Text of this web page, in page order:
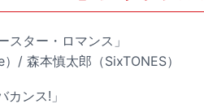
スター・ロマンス」
/ 森本慎太郎（SixTONES）
カンス!」